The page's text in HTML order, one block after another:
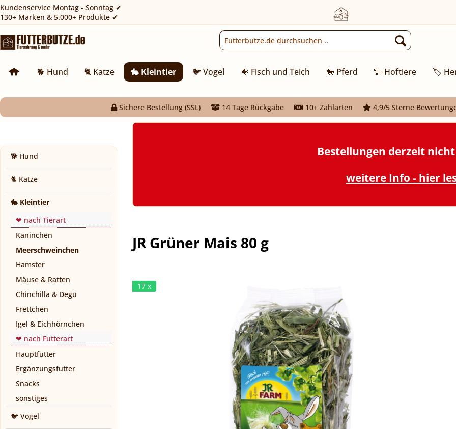
Kundenservice Montag - Sonntag ✔
130+ Marken & 5.000+ Produkte ✔
🐕 Hund 🐈 Katze 🐇 Kleintier 🐦 Vogel 🐠 Fisch und Teich 🐎 Pferd 🐑 Hoftiere 🏷️
Sichere Bestellung (SSL) 14 Tage Rückgabe 10+ Zahlarten 4,9/5 Sterne
🐕 Hund
🐈 Katze
🐇 Kleintier
❤ nach Tierart
Kaninchen
Meerschweinchen
Hamster
Mäuse & Ratten
Chinchilla & Degu
Frettchen
Igel & Eichhörnchen
❤ nach Futterart
Hauptfutter
Ergänzungsfutter
Snacks
sonstiges
🐦 Vogel
Bestellungen derzeit
weitere Info - hier
JR Grüner Mais 80 g
17 x